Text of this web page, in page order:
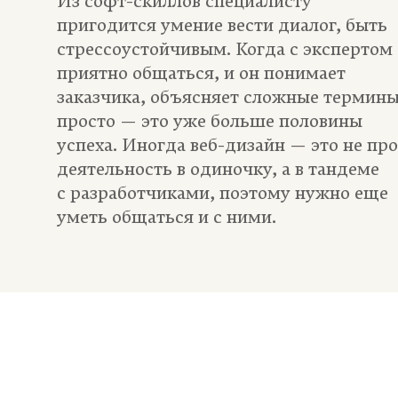
пригодится умение вести диалог, быть
стрессоустойчивым. Когда с экспертом
приятно общаться, и он понимает
заказчика, объясняет сложные
просто — это уже больше половины
успеха. Иногда веб-дизайн — это не про
деятельность в одиночку, а в тандеме
с разработчиками, поэтому нужно еще
уметь общаться и с ними.